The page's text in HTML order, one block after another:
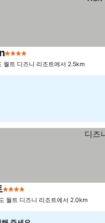
4 성급
월트 디즈니 리조트에서 2.5km
4 성급
월트 디즈니 리조트에서 2.0km